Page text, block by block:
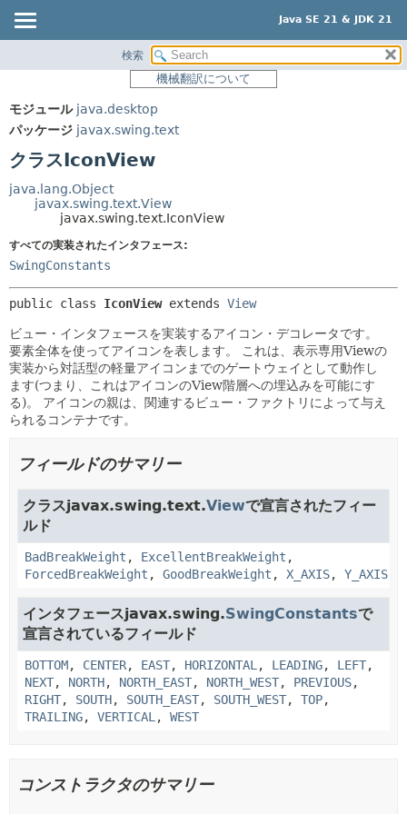
Java SE 21 & JDK 21
パッケージ
使用
ツリー
プレビュー
索引
ヘルプ
サマリー:
ネスト済
メソッド
検索
機械翻訳について
モジュール java.desktop
パッケージ javax.swing.text
クラスIconView
java.lang.Object
javax.swing.text.View
javax.swing.text.IconView
すべての実装されたインタフェース:
SwingConstants
public class IconView extends View
ビュー・インタフェースを実装するアイコン・デコレータです。
要素全体を使ってアイコンを表します。
これは、表示専用Viewの
実装から対話型の軽量アイコンまでのゲートウェイとして動作し
ます(つまり、これはアイコンのView階層への埋込みを可能にす
る)。
アイコンの親は、関連するビュー・ファクトリによって与え
られるコンテナです。
フィールドのサマリー
クラスjavax.swing.text.Viewで宣言されたフィー
ルド
BadBreakWeight , ExcellentBreakWeight ,
ForcedBreakWeight , GoodBreakWeight , X_AXIS, Y_AXIS
インタフェースjavax.swing.SwingConstantsで
宣言されているフィールド
BOTTOM, CENTER, EAST, HORIZONTAL , LEADING, LEFT,
NEXT, NORTH, NORTH_EAST, NORTH_WEST, PREVIOUS,
RIGHT, SOUTH, SOUTH_EAST, SOUTH_WEST, TOP,
TRAILING, VERTICAL , WEST
コンストラクタのサマリー